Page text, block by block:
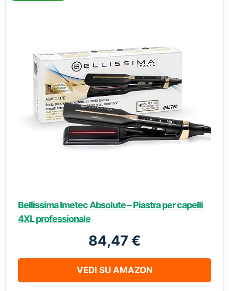
Bellissima Imetec Absolute – Piastra per capelli
4XL professionale
84,47 €
VEDI SU AMAZON